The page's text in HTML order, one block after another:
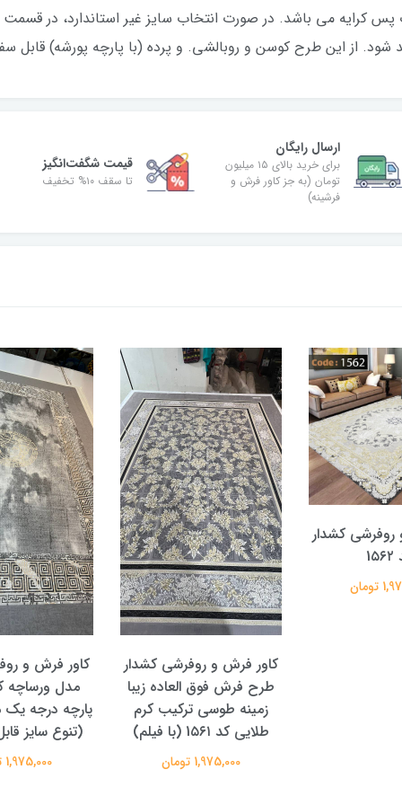
کرایه می باشد. در صورت انتخاب سایز غیر استاندارد، در
شود. از این طرح کوسن و روبالشی. و پرده (با پارچه پورشه) قابل
ارسال رایگان
برای خرید بالای ۱۵ میلیون
تومان (به جز کاور فرش و
فرشینه)
قیمت شگفت‌انگیز
تا سقف ۱۰% تخفیف
کشدار
کاور فرش و روفرشی کشدار
طرح فرش فوق العاده زیبا
زمینه طوسی ترکیب کرم
طلایی کد 1۵۶۱ (با فیلم)
1,975,000 تومان
کاور فرش و
پارچه درجه
(تنوع سایز
1,975,000 تومان